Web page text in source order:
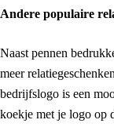
Andere populaire
Naast pennen
meer
bedrijfslogo is een
koekje met je logo op